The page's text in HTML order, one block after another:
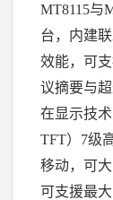
MT8115与
台，内建
效能，可
议摘要与
在显示技
TFT）7级
移动，可
可支援最